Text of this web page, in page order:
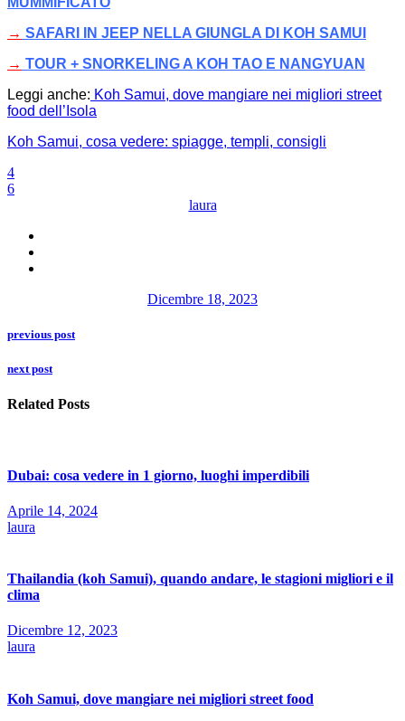
→ SAFARI IN JEEP NELLA GIUNGLA DI KOH SAMUI
→ TOUR + SNORKELING A KOH TAO E NANGYUAN
Leggi anche: Koh Samui, dove mangiare nei migliori street
food dell’Isola
Koh Samui, cosa vedere: spiagge, templi, consigli
4
6
laura
Dicembre 18, 2023
previous post
next post
Related Posts
Dubai: cosa vedere in 1 giorno, luoghi imperdibili
Aprile 14, 2024
laura
Thailandia (koh Samui), quando andare, le stagioni migliori e il
clima
Dicembre 12, 2023
laura
Koh Samui, dove mangiare nei migliori street food